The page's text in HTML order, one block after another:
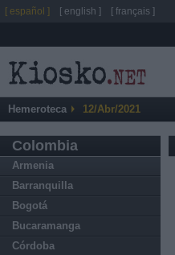
Hemeroteca 12/Abr/2021
Colombia
Armenia
Barranquilla
Bogotá
Bucaramanga
Córdoba
[ español ] [ english ] [ français ]